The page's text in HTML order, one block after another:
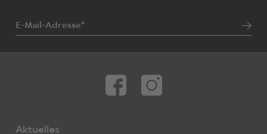
E-Mail-Adresse*
Aktuelles